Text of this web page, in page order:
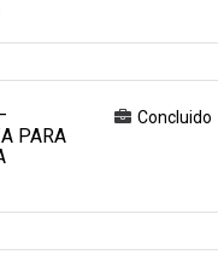
PARA
Concluido